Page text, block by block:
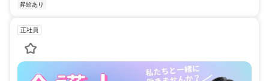
昇給あり
正社員